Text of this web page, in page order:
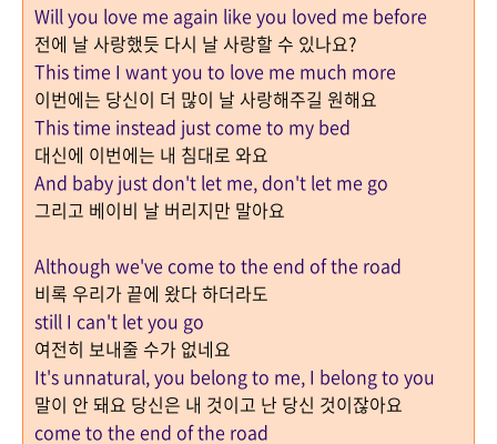
Will you love me again like you loved me before
전에 날 사랑했듯 다시 날 사랑할 수 있나요?
This time I want you to love me much more
이번에는 당신이 더 많이 날 사랑해주길 원해요
This time instead just come to my bed
대신에 이번에는 내 침대로 와요
And baby just don't let me, don't let me go
그리고 베이비 날 버리지만 말아요
Although we've come to the end of the road
비록 우리가 끝에 왔다 하더라도
still I can't let you go
여전히 보내줄 수가 없네요
It's unnatural, you belong to me, I belong to you
말이 안 돼요 당신은 내 것이고 난 당신 것이잖아요
come to the end of the road